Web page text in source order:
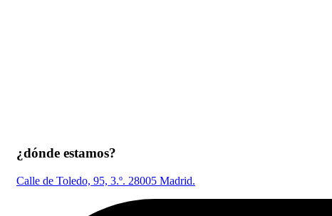
¿dónde estamos?
Calle de Toledo, 95, 3.º. 28005 Madrid.